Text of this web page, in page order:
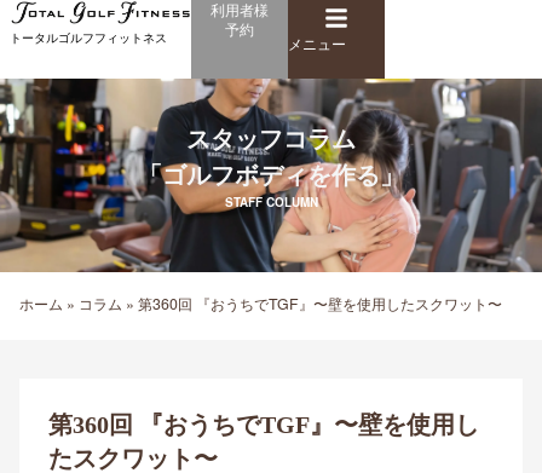
容
ス
キ
ッ
プ
トータルゴルフフィットネス
メ
ニ
ュ
ー
メニュー
利用者様
予約
スタッフコラム
「ゴルフボディを作る」
STAFF COLUMN
ホーム » コラム » 第360回 『おうちでTGF』〜壁を使用したスクワット〜
第360回 『おうちでTGF』〜壁を使用し
たスクワット〜